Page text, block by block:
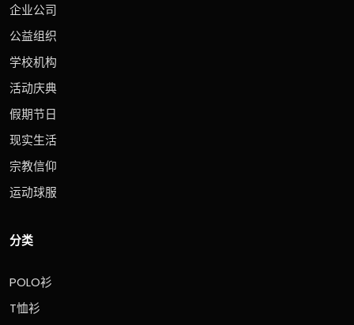
企业公司
公益组织
学校机构
活动庆典
假期节日
现实生活
宗教信仰
运动球服
分类
POLO衫
T恤衫